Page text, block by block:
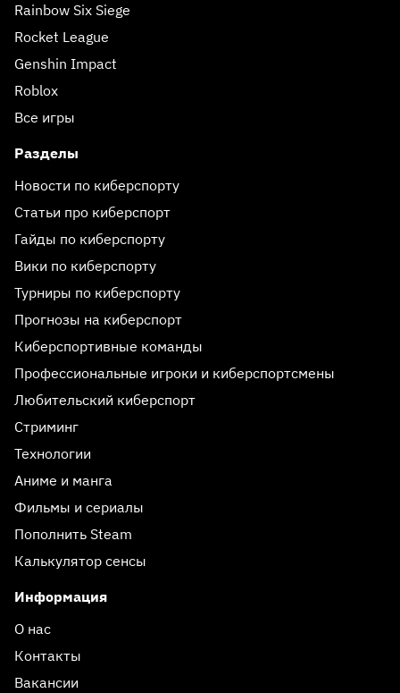
Rainbow Six Siege
Rocket League
Genshin Impact
Roblox
Все игры
Разделы
Новости по киберспорту
Статьи про киберспорт
Гайды по киберспорту
Вики по киберспорту
Турниры по киберспорту
Прогнозы на киберспорт
Киберспортивные команды
Профессиональные игроки и киберспортсмены
Любительский киберспорт
Стриминг
Технологии
Аниме и манга
Фильмы и сериалы
Пополнить Steam
Калькулятор сенсы
Информация
О нас
Контакты
Вакансии